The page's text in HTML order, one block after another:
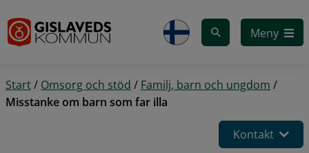
Meny
Start/ Omsorg och stöd / Familj, barn och ungdom /
Misstanke om barn som far illa
Kontakt